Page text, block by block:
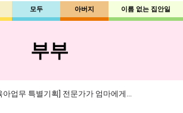
모두 아버지 이름 없는 집안일
부부
아업무 특별기획] 전문가가 엄마에게...